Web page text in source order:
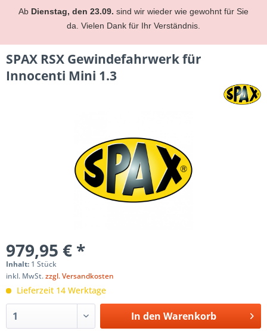
Ab Dienstag, den 23.09. sind wir wieder wie gewohnt für Sie
da. Vielen Dank für Ihr Verständnis.
SPAX RSX Gewindefahrwerk für
Innocenti Mini 1.3
979,95 € *
Inhalt: 1 Stück
inkl. MwSt.zzgl. Versandkosten
Lieferzeit 14 Werktage
In den Warenkorb